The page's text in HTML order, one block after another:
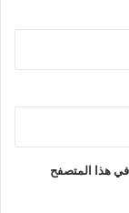
في هذا المتصفح